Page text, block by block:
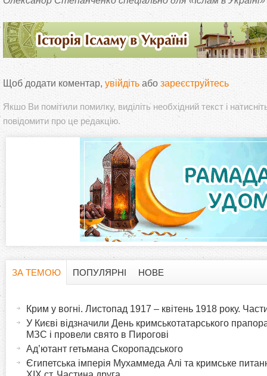
Щоб додати коментар, увійдіть або зареєструйтесь
Якшо Ви помітили помилку, виділіть необхідний текст і
повідомити про це редакцію.
ЗА ТЕМОЮ
ПОПУЛЯРНІ НОВЕ
Крим у вогні. Листопад 1917 – квітень 1918 року.
У Києві відзначили День кримськотатарського
МЗС і провели свято в Пирогові
Ад’ютант гетьмана Скоропадського
Єгипетська імперія Мухаммеда Алі та кримське